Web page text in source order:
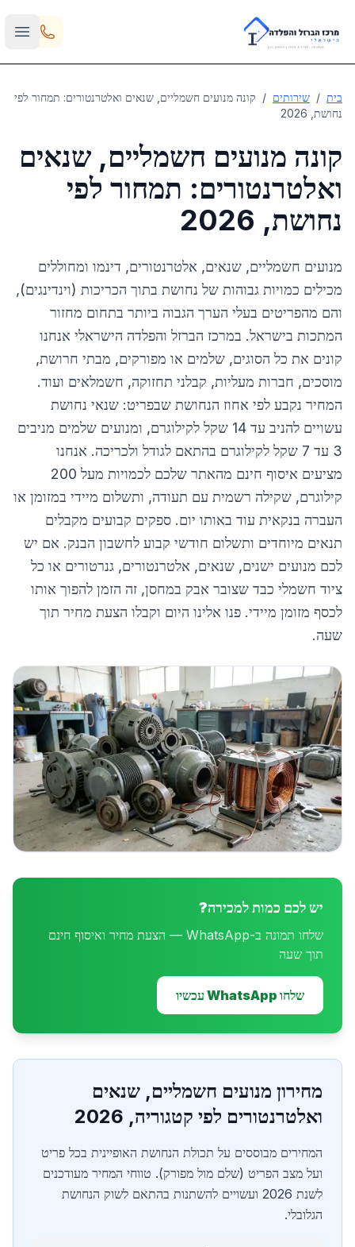
Skip to main content
בית / שירותים / קונה מנועים חשמליים, שנאים ואלטרנטורים: תמחור לפי
נחושת, 2026
קונה מנועים חשמליים, שנאים
ואלטרנטורים: תמחור לפי
נחושת, 2026
מנועים חשמליים, שנאים, אלטרנטורים, דינמו ומחוללים
מכילים כמויות גבוהות של נחושת בתוך הכריכות (וינדינגים),
והם מהפריטים בעלי הערך הגבוה ביותר בתחום מחזור
המתכות בישראל. במרכז הברזל והפלדה הישראלי אנחנו
קונים את כל הסוגים, שלמים או מפורקים, מבתי חרושת,
מוסכים, חברות מעליות, קבלני תחזוקה, חשמלאים ועוד.
המחיר נקבע לפי אחוז הנחושת שבפריט: שנאי נחושת
עשויים להניב עד 14 שקל לקילוגרם, ומנועים שלמים מניבים
3 עד 7 שקל לקילוגרם בהתאם לגודל ולכריכה. אנחנו
מציעים איסוף חינם מהאתר שלכם לכמויות מעל 200
קילוגרם, שקילה רשמית עם תעודה, ותשלום מיידי במזומן או
העברה בנקאית עוד באותו יום. ספקים קבועים מקבלים
תנאים מיוחדים ותשלום חודשי קבוע לחשבון הבנק. אם יש
לכם מנועים ישנים, שנאים, אלטרנטורים, גנרטורים או כל
ציוד חשמלי כבד שצובר אבק במחסן, זה הזמן להפוך אותו
לכסף מזומן מיידי. פנו אלינו היום וקבלו הצעת מחיר תוך
שעה.
יש לכם כמות למכירה?
שלחו תמונה ב-WhatsApp — הצעת מחיר ואיסוף חינם
תוך שעה
שלחו WhatsApp עכשיו
מחירון מנועים חשמליים, שנאים
ואלטרנטורים לפי קטגוריה, 2026
המחירים מבוססים על תכולת הנחושת האופיינית בכל פריט
ועל מצב הפריט (שלם מול מפורק). טווחי המחיר מעודכנים
לשנת 2026 ועשויים להשתנות בהתאם לשוק הנחושת
הגלובלי.